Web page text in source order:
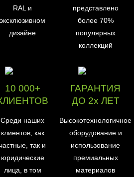
RAL и
эксклюзивном
дизайне
представлено
более 70%
популярных
коллекций
10 000+
Среди наших
клиентов, как
так и
юридические
лица, в том
ГАРАНТИЯ
ДО 2х ЛЕТ
Высокотехнологичное
оборудование и
использование
премиальных
материалов